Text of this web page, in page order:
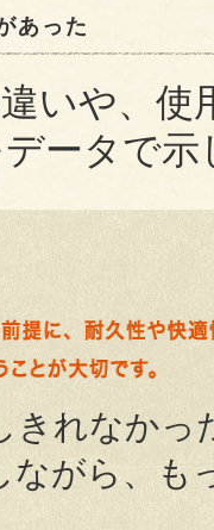
あった
いや、
ータで
れなかっ
ながら、も